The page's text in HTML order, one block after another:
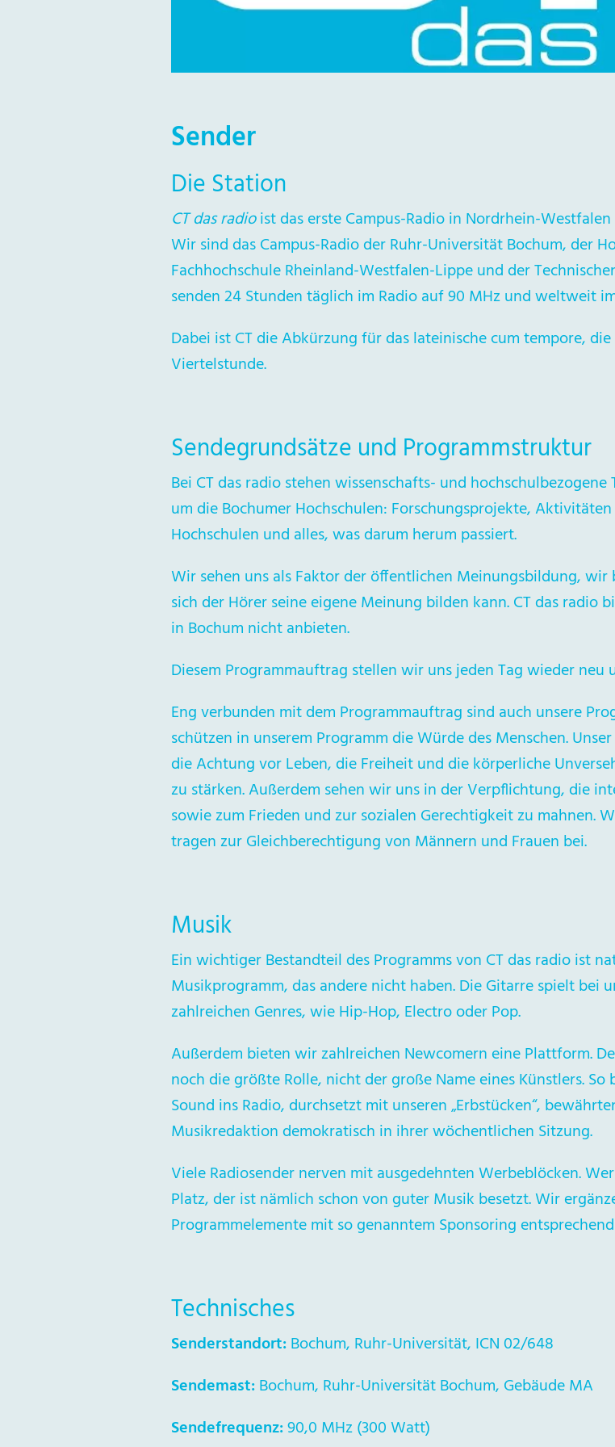
Sender
Die Station
CT das radioist das erste Campus-Radio in Nordrhein-
Wir sind das Campus-Radio der Ruhr-Universität Bochum, der
Fachhochschule Rheinland-Westfalen-Lippe und der
senden 24 Stunden täglich im Radio auf 90 MHz und weltweit
Dabei ist CT die Abkürzung für das lateinische cum tempore,
Viertelstunde.
Sendegrundsätze und Programmstruktur
Bei CT das radio stehen wissenschafts- und
um die Bochumer Hochschulen: Forschungsprojekte,
Hochschulen und alles, was darum herum passiert.
Wir sehen uns als Faktor der öffentlichen Meinungsbildung,
sich der Hörer seine eigene Meinung bilden kann. CT das radio
in Bochum nicht anbieten.
Diesem Programmauftrag stellen wir uns jeden Tag wieder neu
Eng verbunden mit dem Programmauftrag sind auch unsere
schützen in unserem Programm die Würde des Menschen.
die Achtung vor Leben, die Freiheit und die körperliche
zu stärken. Außerdem sehen wir uns in der Verpflichtung, die
sowie zum Frieden und zur sozialen Gerechtigkeit zu mahnen.
tragen zur Gleichberechtigung von Männern und Frauen bei.
Musik
Ein wichtiger Bestandteil des Programms von CT das radio ist
Musikprogramm, das andere nicht haben. Die Gitarre spielt bei
zahlreichen Genres, wie Hip-Hop, Electro oder Pop.
Außerdem bieten wir zahlreichen Newcomern eine Plattform.
noch die größte Rolle, nicht der große Name eines Künstlers.
Sound ins Radio, durchsetzt mit unseren „Erbstücken“,
Musikredaktion demokratisch in ihrer wöchentlichen Sitzung.
Viele Radiosender nerven mit ausgedehnten Werbeblöcken.
Platz, der ist nämlich schon von guter Musik besetzt. Wir
Programmelemente mit so genanntem Sponsoring
Technisches
Senderstandort:Bochum, Ruhr-Universität, ICN 02/648
Sendemast:Bochum, Ruhr-Universität Bochum, Gebäude MA
Sendefrequenz:90,0 MHz (300 Watt)